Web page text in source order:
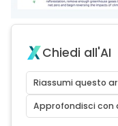
Chiedi all'AI
Riassumi questo
Approfondisci con